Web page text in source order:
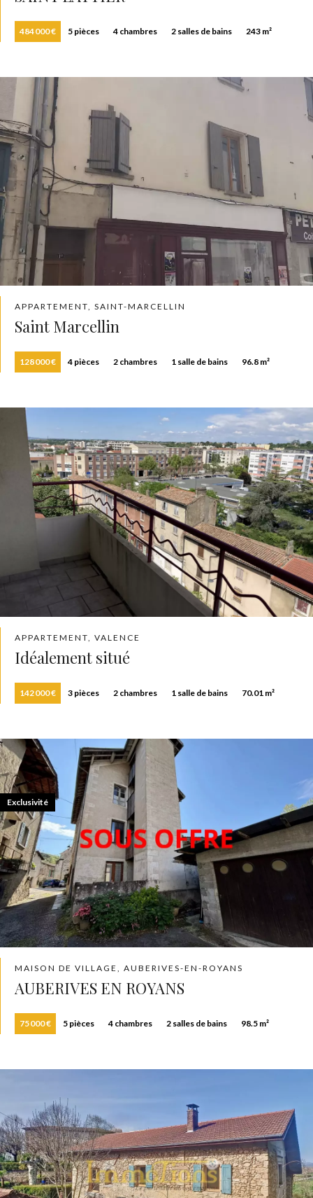
484 000 € 5 pièces 4 chambres 2 salles de bains 243 m²
APPARTEMENT, SAINT-MARCELLIN
Saint Marcellin
128 000 € 4 pièces 2 chambres 1 salle de bains 96.8 m²
APPARTEMENT, VALENCE
Idéalement situé
142 000 € 3 pièces 2 chambres 1 salle de bains 70.01 m²
MAISON DE VILLAGE, AUBERIVES-EN-ROYANS
AUBERIVES EN ROYANS
75 000 € 5 pièces 4 chambres 2 salles de bains 98.5 m²
Exclusivité